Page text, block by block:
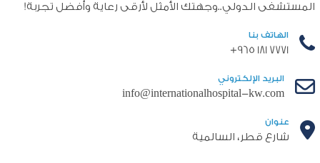
المستشفى الدولي..وجهتك الأمثل لأرقى رعاية وأفضل تجربة!
الهاتف بنا
7771 181 965+
البريد الإلكتروني
info@internationalhospital-kw.com
عنوان
شارع قطر، السالمية